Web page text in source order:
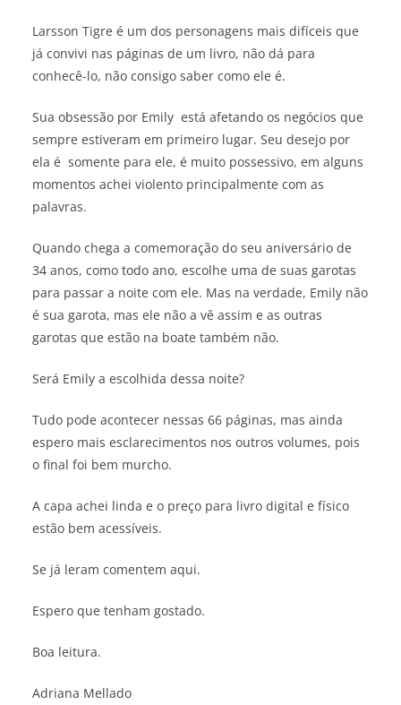
Larsson Tigre é um dos personagens mais difíceis que
já convivi nas páginas de um livro, não dá para
conhecê-lo, não consigo saber como ele é.
Sua obsessão por Emily está afetando os negócios que
sempre estiveram em primeiro lugar. Seu desejo por
ela é somente para ele, é muito possessivo, em alguns
momentos achei violento principalmente com as
palavras.
Quando chega a comemoração do seu aniversário de
34 anos, como todo ano, escolhe uma de suas garotas
para passar a noite com ele. Mas na verdade, Emily não
é sua garota, mas ele não a vê assim e as outras
garotas que estão na boate também não.
Será Emily a escolhida dessa noite?
Tudo pode acontecer nessas 66 páginas, mas ainda
espero mais esclarecimentos nos outros volumes, pois
o final foi bem murcho.
A capa achei linda e o preço para livro digital e físico
estão bem acessíveis.
Se já leram comentem aqui.
Espero que tenham gostado.
Boa leitura.
Adriana Mellado